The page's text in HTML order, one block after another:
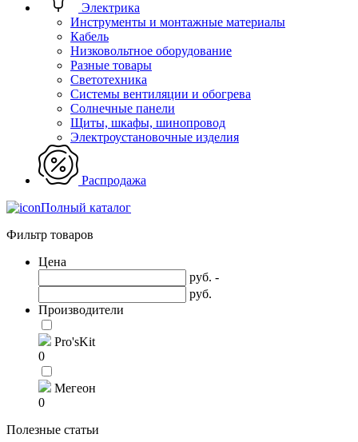
Электрика
Инструменты и монтажные материалы
Кабель
Низковольтное оборудование
Разные товары
Светотехника
Системы вентиляции и обогрева
Солнечные панели
Щиты, шкафы, шинопровод
Электроустановочные изделия
Распродажа
Полный каталог
Фильтр товаров
Цена
руб. -
руб.
Производители
Pro'sKit
0
Мегеон
0
Полезные статьи